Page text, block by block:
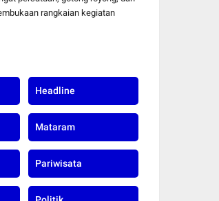
Kemerdekaan RI di
rangkaian kegiatan
Headline
Mataram
Pariwisata